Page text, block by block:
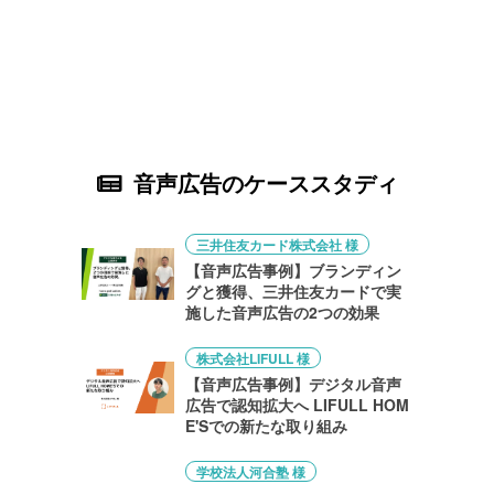
音声広告のケーススタディ
三井住友カード株式会社 様
【音声広告事例】ブランディン
グと獲得、三井住友カードで実
施した音声広告の2つの効果
株式会社LIFULL 様
【音声広告事例】デジタル音声
広告で認知拡大へ LIFULL HOM
E'Sでの新たな取り組み
学校法人河合塾 様